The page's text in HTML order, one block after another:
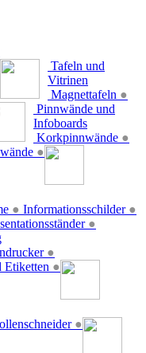
Tafeln und
Vitrinen
Magnettafeln ●
Pinnwände und
Infoboards
Korkpinnwände ●
●
● Informationsschilder ●
●
●
Etiketten ●
●